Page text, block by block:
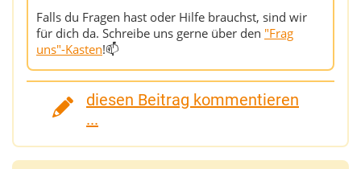
Falls du Fragen hast oder Hilfe brauchst, sind wir
für dich da. Schreibe uns gerne über den "Frag
uns"-Kasten!📫
diesen Beitrag kommentieren
...